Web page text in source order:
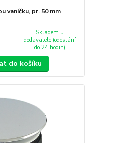
vaničku, pr. 50 mm
Skladem u
dodavatele (odeslání
do 24 hodin)
do košíku